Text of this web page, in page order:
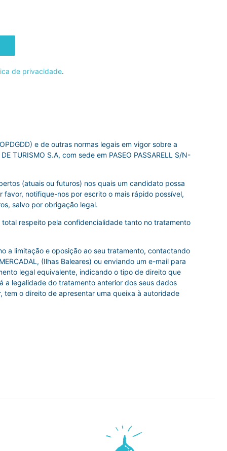
de privacidade.
e de outras normas legais em vigor sobre a
TURISMO S.A, com sede em PASEO PASSARELL S/N-
(atuais ou futuros) nos quais um candidato possa
notifique-nos por escrito o mais rápido possível,
salvo por obrigação legal.
respeito pela confidencialidade tanto no tratamento
a limitação e oposição ao seu tratamento, contactando
(Ilhas Baleares) ou enviando um e-mail para
legal equivalente, indicando o tipo de direito que
a legalidade do tratamento anterior dos seus dados
tem o direito de apresentar uma queixa à autoridade